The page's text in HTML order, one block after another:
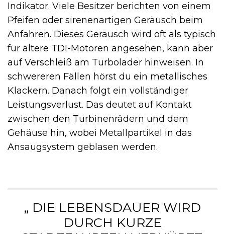
Indikator. Viele Besitzer berichten von einem
Pfeifen oder sirenenartigen Geräusch beim
Anfahren. Dieses Geräusch wird oft als typisch
für ältere TDI-Motoren angesehen, kann aber
auf Verschleiß am Turbolader hinweisen. In
schwereren Fällen hörst du ein metallisches
Klackern. Danach folgt ein vollständiger
Leistungsverlust. Das deutet auf Kontakt
zwischen den Turbinenrädern und dem
Gehäuse hin, wobei Metallpartikel in das
Ansaugsystem geblasen werden.
„ DIE LEBENSDAUER WIRD
DURCH KURZE